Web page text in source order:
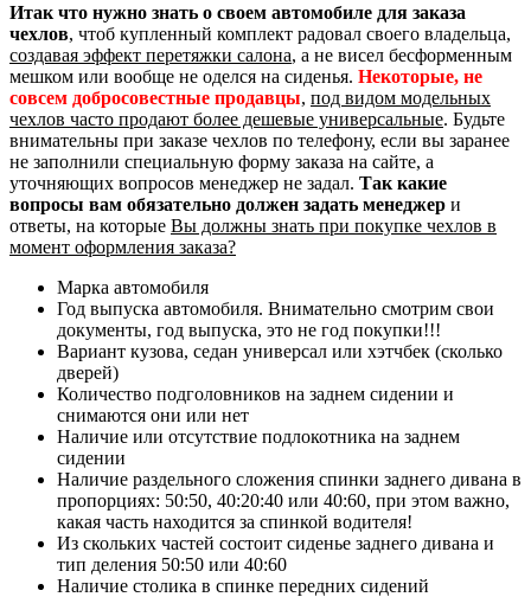
Итак что нужно знать о своем автомобиле для заказа
чехлов, чтоб купленный комплект радовал своего владельца,
создавая эффект перетяжки салона, а не висел бесформенным
мешком или вообще не оделся на сиденья. Некоторые, не
совсем добросовестные продавцы, под видом модельных
чехлов часто продают более дешевые универсальные. Будьте
внимательны при заказе чехлов по телефону, если вы заранее
не заполнили специальную форму заказа на сайте, а
уточняющих вопросов менеджер не задал. Так какие
вопросы вам обязательно должен задать менеджер и
ответы, на которые Вы должны знать при покупке чехлов в
момент оформления заказа?
Марка автомобиля
Год выпуска автомобиля. Внимательно смотрим свои
документы, год выпуска, это не год покупки!!!
Вариант кузова, седан универсал или хэтчбек (сколько
дверей)
Количество подголовников на заднем сидении и
снимаются они или нет
Наличие или отсутствие подлокотника на заднем
сидении
Наличие раздельного сложения спинки заднего дивана в
пропорциях: 50:50, 40:20:40 или 40:60, при этом важно,
какая часть находится за спинкой водителя!
Из скольких частей состоит сиденье заднего дивана и
тип деления 50:50 или 40:60
Наличие столика в спинке передних сидений